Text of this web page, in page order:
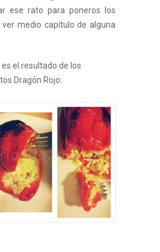
ese rato para poneros los
medio capítulo de alguna
es el resultado de los
Dragón Rojo: